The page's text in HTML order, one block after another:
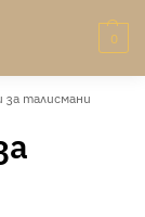
0
за талисмани